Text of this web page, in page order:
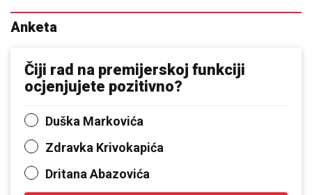
Anketa
Čiji rad na premijerskoj funkciji
ocjenjujete pozitivno?
Duška Markovića
Zdravka Krivokapića
Dritana Abazovića